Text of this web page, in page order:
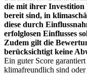
die mit ihrer Investition
bereit sind, in
diese durch
erfolglosen Einflusses
Zudem gilt die
berücksichtigt keine
Ein guter Score
klimafreundlich sind oder